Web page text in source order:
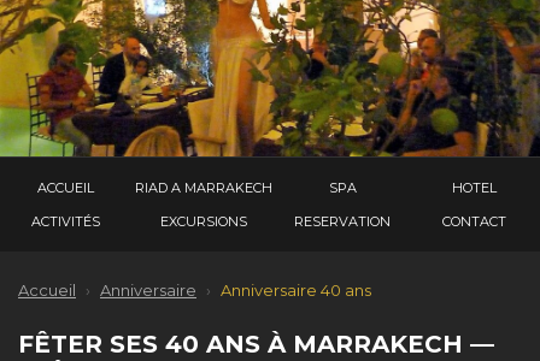
ACCUEIL RIAD A MARRAKECH SPA
HOTEL
ACTIVITÉS
EXCURSIONS RESERVATION CONTACT
Accueil › Anniversaire › Anniversaire 40 ans
FÊTER SES 40 ANS À MARRAKECH —